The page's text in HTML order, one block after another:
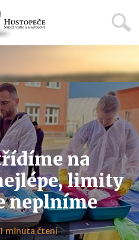
na
limity
neplníme
1 minuta čtení